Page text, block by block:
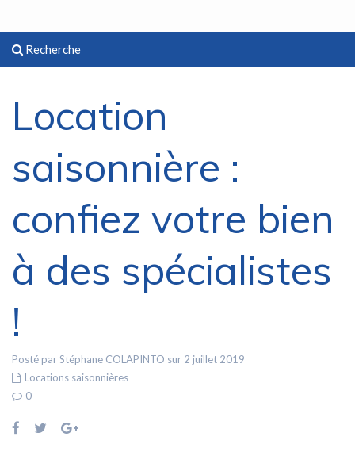
Recherche
Location
saisonnière :
confiez votre bien
à des spécialistes
!
Posté par Stéphane COLAPINTO sur 2 juillet 2019
Locations saisonnières
0